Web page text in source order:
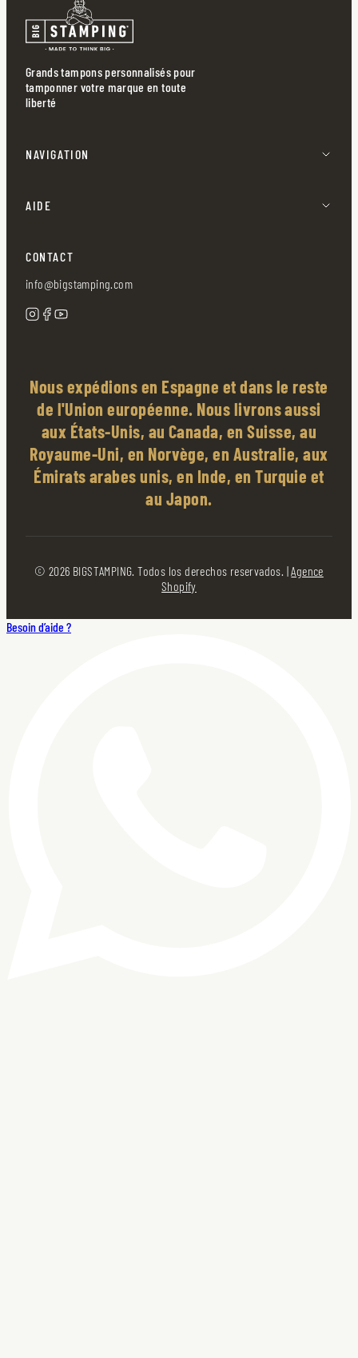
Grands tampons personnalisés pour
tamponner votre marque en toute
liberté
NAVIGATION
AIDE
CONTACT
info@bigstamping.com
Nous expédions en Espagne et dans le reste
de l'Union européenne. Nous livrons aussi
aux États-Unis, au Canada, en Suisse, au
Royaume-Uni, en Norvège, en Australie, aux
Émirats arabes unis, en Inde, en Turquie et
au Japon.
© 2026 BIGSTAMPING. Todos los derechos reservados. |Agence
Shopify
Besoin d’aide ?